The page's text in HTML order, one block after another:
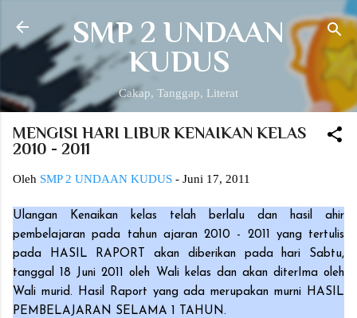
Langsung ke konten utama
SMP 2 UNDAAN
KUDUS
Cakap, Tanggap, Literat
MENGISI HARI LIBUR KENAIKAN KELAS
2010 - 2011
Oleh SMP 2 UNDAAN KUDUS - Juni 17, 2011
Ulangan Kenaikan kelas telah berlalu dan hasil ahir
pembelajaran pada tahun ajaran 2010 - 2011 yang tertulis
pada HASIL RAPORT akan diberikan pada hari Sabtu,
tanggal 18 Juni 2011 oleh Wali kelas dan akan diterIma oleh
Wali murid. Hasil Raport yang ada merupakan murni HASIL
PEMBELAJARAN SELAMA 1 TAHUN.